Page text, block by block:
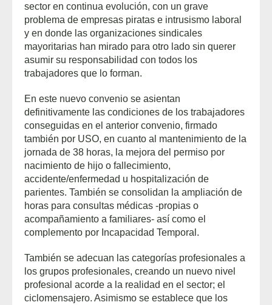
sector en continua evolución, con un grave
problema de empresas piratas e intrusismo laboral
y en donde las organizaciones sindicales
mayoritarias han mirado para otro lado sin querer
asumir su responsabilidad con todos los
trabajadores que lo forman.
En este nuevo convenio se asientan
definitivamente las condiciones de los trabajadores
conseguidas en el anterior convenio, firmado
también por USO, en cuanto al mantenimiento de la
jornada de 38 horas, la mejora del permiso por
nacimiento de hijo o fallecimiento,
accidente/enfermedad u hospitalización de
parientes. También se consolidan la ampliación de
horas para consultas médicas -propias o
acompañamiento a familiares- así como el
complemento por Incapacidad Temporal.
También se adecuan las categorías profesionales a
los grupos profesionales, creando un nuevo nivel
profesional acorde a la realidad en el sector; el
ciclomensajero. Asimismo se establece que los